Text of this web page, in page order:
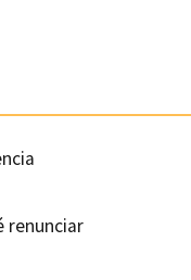
renunciar